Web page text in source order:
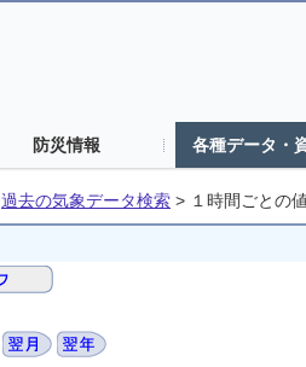
防災情報 各種データ・
過去の気象データ検索 > １時間ごとの